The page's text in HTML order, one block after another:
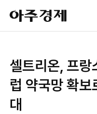
아
주
경
셀트리온, 프
럽 약국망 확보
대